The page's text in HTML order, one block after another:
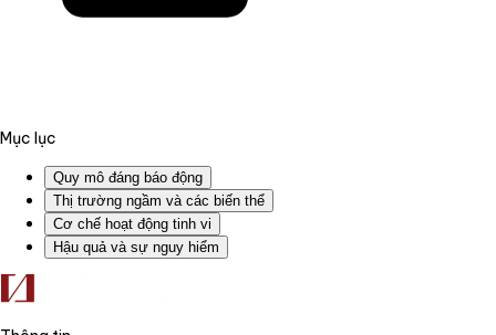
Mục lục
Quy mô đáng báo động
Thị trường ngầm và các biến thể
Cơ chế hoạt động tinh vi
Hậu quả và sự nguy hiểm